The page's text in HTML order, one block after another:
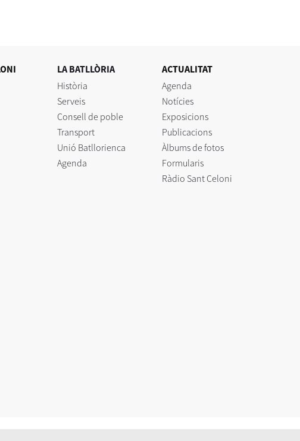
LA BATLLÒRIA
Història
Serveis
Consell de poble
Transport
Unió Batllorienca
Agenda
ACTUALITAT
Agenda
Notícies
Exposicions
Publicacions
Àlbums de fotos
Formularis
Ràdio Sant Celoni